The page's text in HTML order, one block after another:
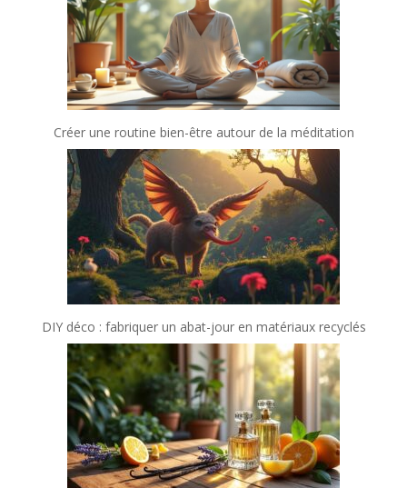
Créer une routine bien-être autour de la méditation
DIY déco : fabriquer un abat-jour en matériaux recyclés